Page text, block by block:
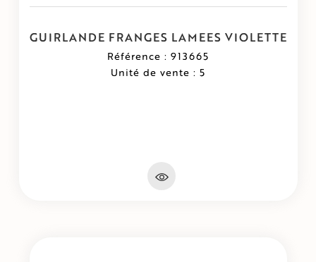
GUIRLANDE FRANGES LAMEES VIOLETTE
Référence : 913665
Unité de vente : 5